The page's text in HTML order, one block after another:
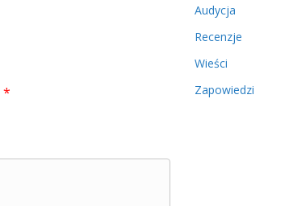
*
Audycja
Recenzje
Wieści
Zapowiedzi